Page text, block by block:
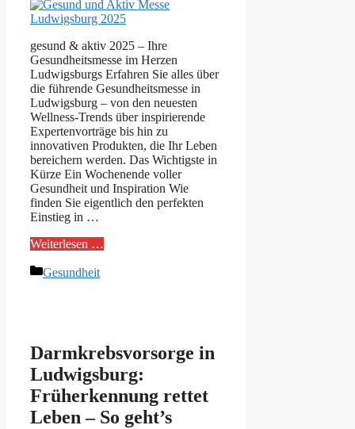
gesund & aktiv 2025 – Ihre
Gesundheitsmesse im Herzen
Ludwigsburgs Erfahren Sie alles über
die führende Gesundheitsmesse in
Ludwigsburg – von den neuesten
Wellness-Trends über inspirierende
Expertenvorträge bis hin zu
innovativen Produkten, die Ihr Leben
bereichern werden. Das Wichtigste in
Kürze Ein Wochenende voller
Gesundheit und Inspiration Wie
finden Sie eigentlich den perfekten
Einstieg in …
Weiterlesen …
Kategorien
Gesundheit
Darmkrebsvorsorge in
Ludwigsburg:
Früherkennung rettet
Leben – So geht’s